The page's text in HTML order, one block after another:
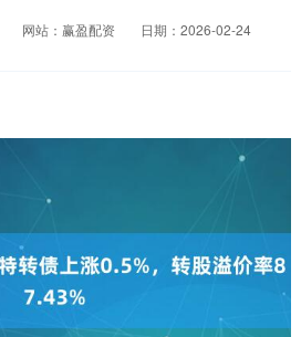
网站：赢盈配资
日期：2026-02-24